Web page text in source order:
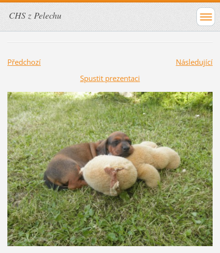
CHS z Pelechu
Předchozí
Následující
Spustit prezentaci